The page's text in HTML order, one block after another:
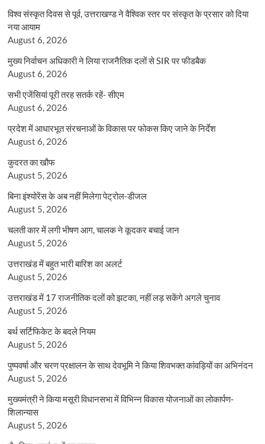
विश्व संस्कृत दिवस से पूर्व, उत्तराखण्ड ने वैश्विक स्तर पर संस्कृत के प्रसार को दिया
नया आयाम
August 6, 2026
मुख्य निर्वाचन अधिकारी ने लिया राजनैतिक दलों से SIR पर फीडबैक
August 6, 2026
सभी एजेंसियां पूरी तरह सतर्क रहें- सीएम
August 6, 2026
प्रदेश में आधारभूत संरचनाओं के विकास पर फोकस किए जाने के निर्देश
August 6, 2026
कुदरत का खौफ
August 5, 2026
बिना इंश्योरेंस के अब नहीं मिलेगा पेट्रोल-डीजल
August 5, 2026
चलती कार में लगी भीषण आग, चालक ने कूदकर बचाई जान
August 5, 2026
उत्तराखंड में बहुत भारी बारिश का अलर्ट
August 5, 2026
उत्तराखंड में 17 राजनीतिक दलों को झटका, नहीं लड़ सकेंगे अगले चुनाव
August 5, 2026
बर्थ सर्टिफिकेट के बदले नियम
August 5, 2026
पुष्पवर्षा और चरण प्रक्षालन के साथ देवभूमि ने किया शिवभक्त कांवड़ियों का अभिनंदन
August 5, 2026
मुख्यमंत्री ने किया मसूरी विधानसभा में विभिन्न विकास योजनाओं का लोकार्पण-
शिलान्यास
August 5, 2026